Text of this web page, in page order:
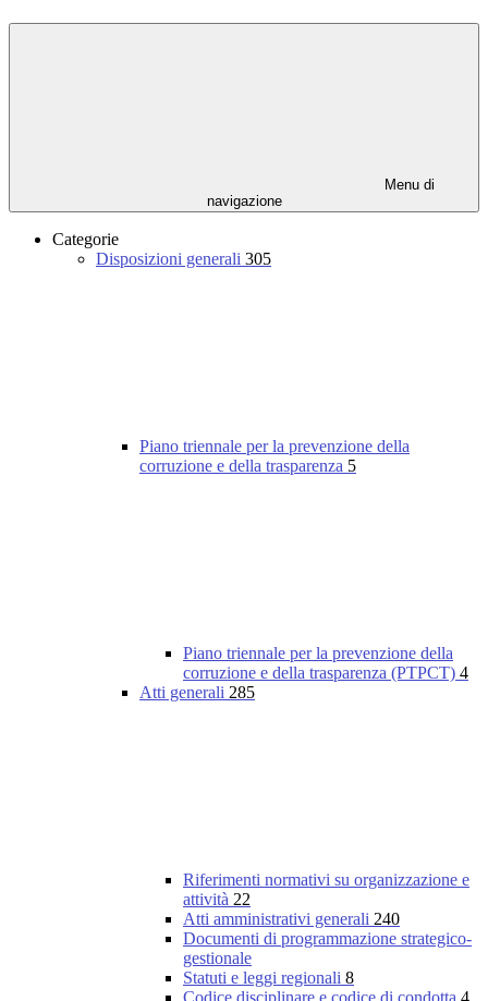
Menu di
navigazione
Categorie
Disposizioni generali 305
Piano triennale per la prevenzione della
corruzione e della trasparenza 5
Piano triennale per la prevenzione della
corruzione e della trasparenza (PTPCT) 4
Atti generali 285
Riferimenti normativi su organizzazione e
attività 22
Atti amministrativi generali 240
Documenti di programmazione strategico-
gestionale
Statuti e leggi regionali 8